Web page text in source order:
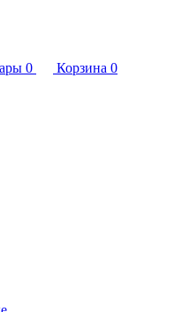
0 Корзина 0